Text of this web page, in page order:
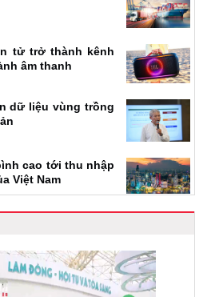
tử trở thành kênh
âm thanh
dữ liệu vùng trồng
cao tới thu nhập
Việt Nam